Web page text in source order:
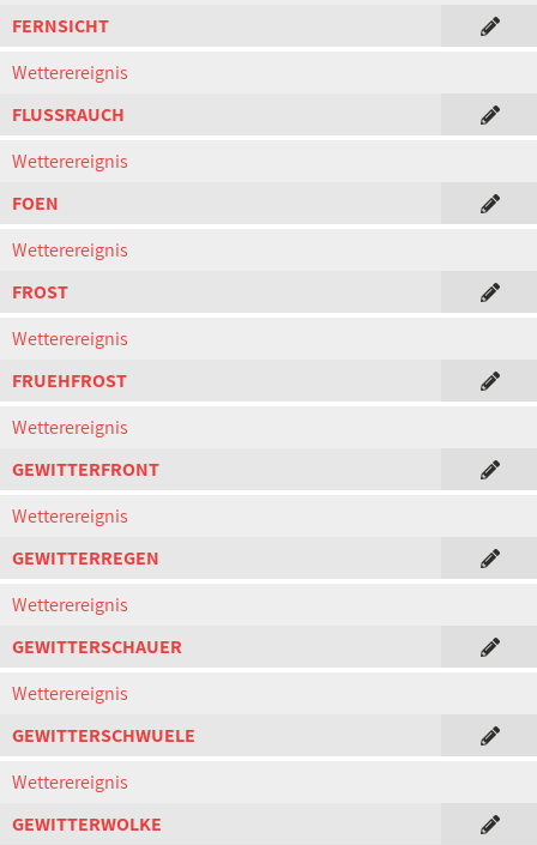
FERNSICHT
Wetterereignis
FLUSSRAUCH
Wetterereignis
FOEN
Wetterereignis
FROST
Wetterereignis
FRUEHFROST
Wetterereignis
GEWITTERFRONT
Wetterereignis
GEWITTERREGEN
Wetterereignis
GEWITTERSCHAUER
Wetterereignis
GEWITTERSCHWUELE
Wetterereignis
GEWITTERWOLKE